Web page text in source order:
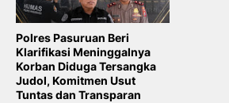
Polres Pasuruan Beri
Klarifikasi Meninggalnya
Korban Diduga Tersangka
Judol, Komitmen Usut
Tuntas dan Transparan